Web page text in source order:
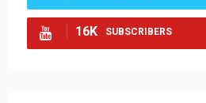
16K SUBSCRIBERS